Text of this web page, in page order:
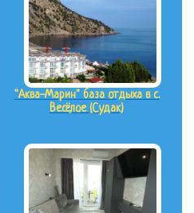
"Аква-Марин" база отдыха в с.
Весёлое (Судак)